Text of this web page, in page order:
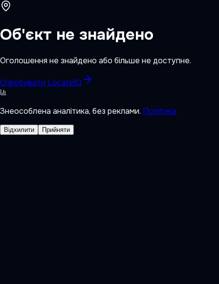
Об'єкт не знайдено
Оголошення не знайдено або більше не доступне.
Спробувати LocateIQ
Знеособлена аналітика, без реклами. Політика
Відхилити Прийняти